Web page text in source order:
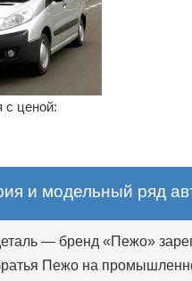
с ценой:
и модельный ряд
— бренд «Пежо»
Пежо на